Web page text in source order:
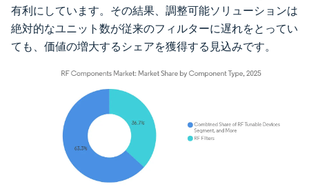
有利にしています。その結果、調整可能ソリューションは
絶対的なユニット数が従来のフィルターに遅れをとってい
ても、価値の増大するシェアを獲得する見込みです。